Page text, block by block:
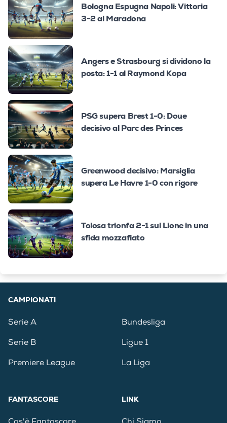
Bologna Espugna Napoli: Vittoria
3-2 al Maradona
Angers e Strasbourg si dividono la
posta: 1-1 al Raymond Kopa
PSG supera Brest 1-0: Doue
decisivo al Parc des Princes
Greenwood decisivo: Marsiglia
supera Le Havre 1-0 con rigore
Tolosa trionfa 2-1 sul Lione in una
sfida mozzafiato
CAMPIONATI
Serie A
Serie B
Premiere League
Bundesliga
Ligue 1
La Liga
FANTASCORE LINK